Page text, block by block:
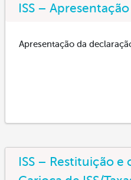
ISS –
Apresentação da
ISS – Restituição